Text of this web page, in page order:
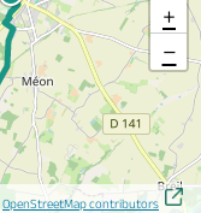
+
−
OpenStreetMap contributors